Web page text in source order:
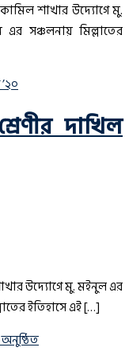
কামিল শাখার উদ্যোগে মু.
সঞ্চলনায় মিল্লাতের
দাখিল
উদ্যোগে মু. মইনুল এর
ইতিহাসে এই […]